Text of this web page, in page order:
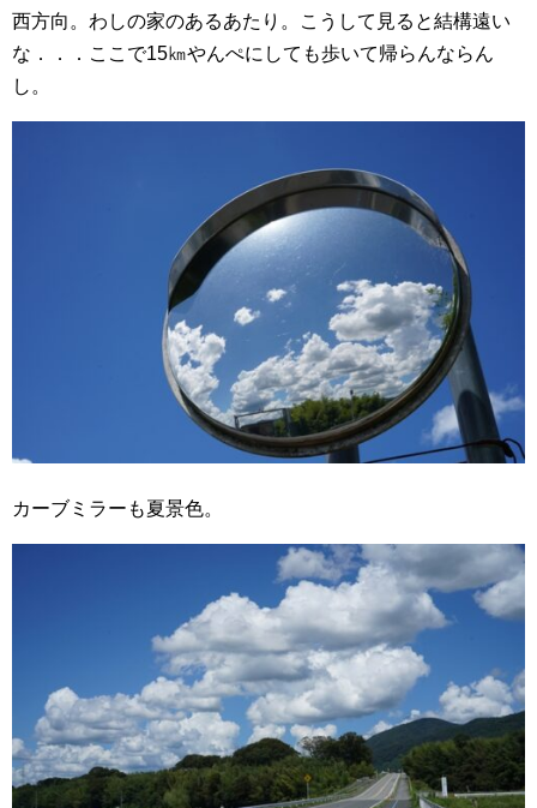
西方向。わしの家のあるあたり。こうして見ると結構遠い
な．．．ここで15㎞やんぺにしても歩いて帰らんならん
し。
カーブミラーも夏景色。